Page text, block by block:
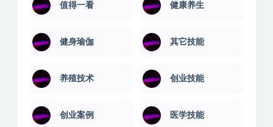
值得一看 健康养生
健身瑜伽 其它技能
养殖技术 创业技能
创业案例 医学技能